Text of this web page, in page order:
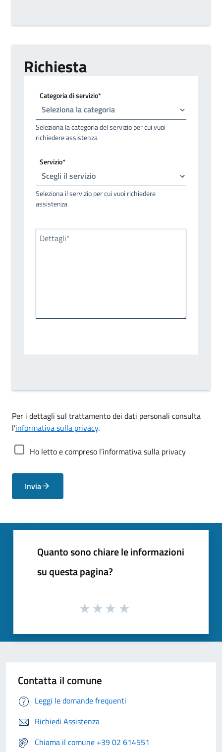
Richiesta
Categoria di servizio*
Seleziona la categoria del servizio per cui vuoi
richiedere assistenza
Servizio*
Seleziona il servizio per cui vuoi richiedere
assistenza
Dettagli*
Per i dettagli sul trattamento dei dati personali consulta
l’informativa sulla privacy.
Ho letto e compreso l’informativa sulla privacy
Invia
Quanto sono chiare le informazioni
su questa pagina?
Contatta il comune
Leggi le domande frequenti
Richiedi Assistenza
Chiama il comune +39 02 614551